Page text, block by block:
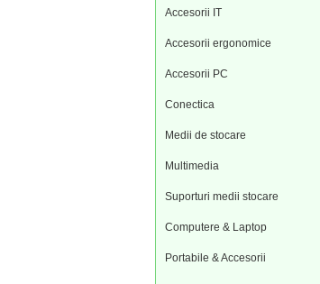
Accesorii IT
Accesorii ergonomice
Accesorii PC
Conectica
Medii de stocare
Multimedia
Suporturi medii stocare
Computere & Laptop
Portabile & Accesorii